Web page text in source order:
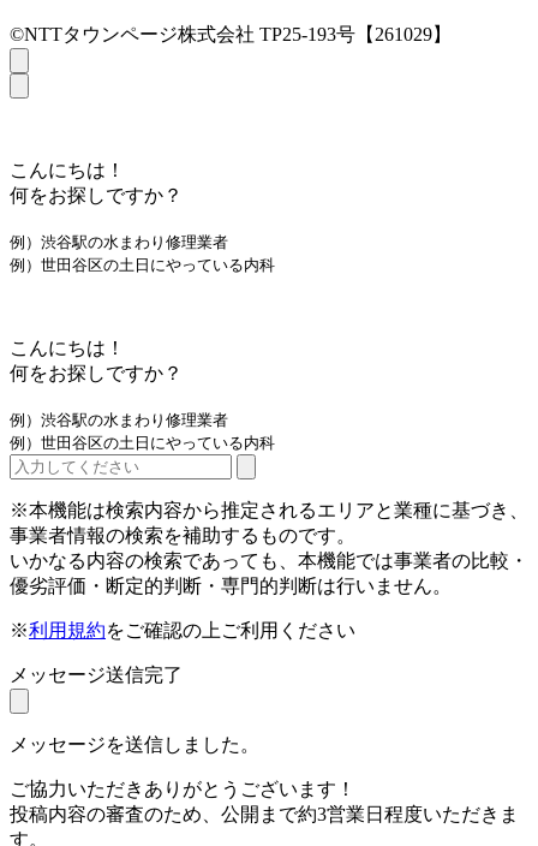
©NTTタウンページ株式会社 TP25-193号【261029】
こんにちは！
何をお探しですか？
例）渋谷駅の水まわり修理業者
例）世田谷区の土日にやっている内科
こんにちは！
何をお探しですか？
例）渋谷駅の水まわり修理業者
例）世田谷区の土日にやっている内科
※本機能は検索内容から推定されるエリアと業種に基づき、
事業者情報の検索を補助するものです。
いかなる内容の検索であっても、本機能では事業者の比較・
優劣評価・断定的判断・専門的判断は行いません。
※利用規約をご確認の上ご利用ください
メッセージ送信完了
メッセージを送信しました。
ご協力いただきありがとうございます！
投稿内容の審査のため、公開まで約3営業日程度いただきま
す。